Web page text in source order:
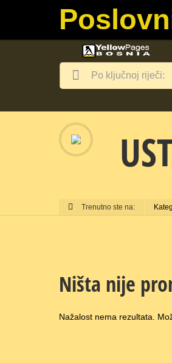
Trenutno ste na:
Ništa nije
Nažalost nema rezultata.